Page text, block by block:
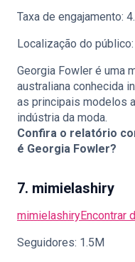
Taxa de engajamento:
Localização do
Georgia Fowler é uma
australiana conhecida
as principais modelos
indústria da moda.
Confira o relatório
é Georgia Fowler?
7. mimielashiry
mimielashiryEncontrar
Seguidores: 1.5M